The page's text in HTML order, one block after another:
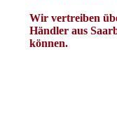
Wir vertreiben
Händler aus
können.